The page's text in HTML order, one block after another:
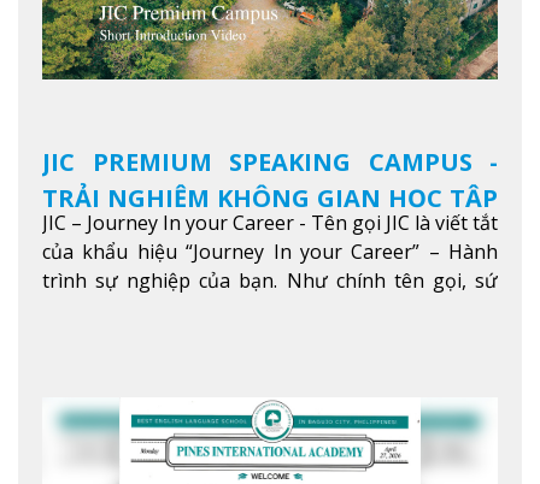
JIC PREMIUM SPEAKING CAMPUS -
TRẢI NGHIỆM KHÔNG GIAN HỌC TẬP
5 SAO TẠI BAGUIO
JIC – Journey In your Career - Tên gọi JIC là viết tắt
của khẩu hiệu “Journey In your Career” – Hành
trình sự nghiệp của bạn. Như chính tên gọi, sứ